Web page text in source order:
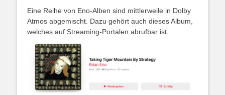
Eine Reihe von Eno-Alben sind mittlerweile in Dolby
Atmos abgemischt. Dazu gehört auch dieses Album,
welches auf Streaming-Portalen abrufbar ist.